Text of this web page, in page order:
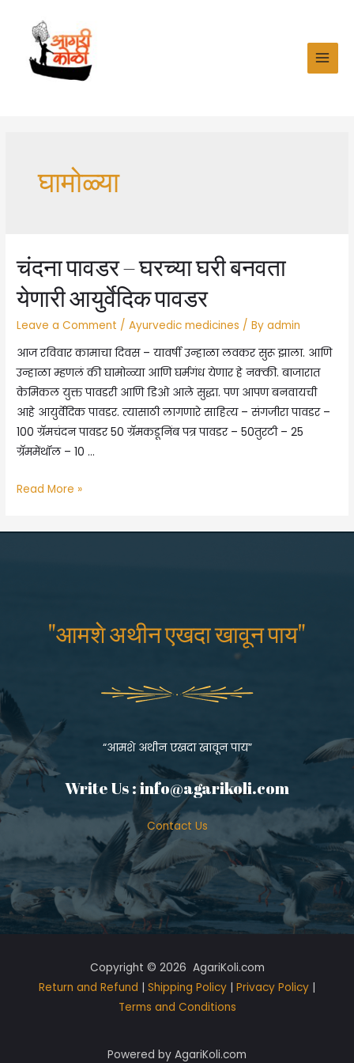
content
घामोळ्या
चंदना पावडर – घरच्या घरी बनवता
येणारी आयुर्वेदिक पावडर
Leave a Comment /Ayurvedic medicines / Byadmin
आज रविवार कामाचा दिवस – यावर्षी उन्हाळा लवकर सुरू झाला. आणि
उन्हाळा म्हणलं की घामोळ्या आणि घर्मगंध येणार हे नक्की. बाजारात
केमिकल युक्त पावडरी आणि डिओ आले सुद्धा. पण आपण बनवायची
आहे आयुर्वेदिक पावडर. त्यासाठी लागणारे साहित्य – संगजीरा पावडर –
100 ग्रॅमचंदन पावडर 50 ग्रॅमकडूनिंब पत्र पावडर – 50तुरटी – 25
ग्रॅममेंथॉल – 10 …
चंदना
–
आयुर्वेदिक
Read More »
"आमशे अथीन एखदा खावून पाय"
“आमशे अथीन एखदा खावून पाय”
Write Us :info@agarikoli.com
Contact Us
Copyright © 2026 AgariKoli.com
Return and Refund | Shipping Policy | Privacy Policy |
Terms and Conditions
Powered by AgariKoli.com